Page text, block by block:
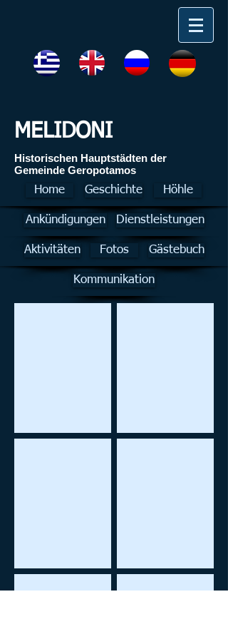
MELIDONI
Ηistorischen Hauptstädten der
Gemeinde Geropotamos
Home
Geschichte Höhle
Ankündigungen Dienstleistungen
Aktivitäten Fotos Gästebuch
Kommunikation